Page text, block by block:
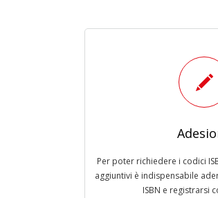
Per poter richiedere i codici
aggiuntivi è indispensabile
ISBN e registrarsi